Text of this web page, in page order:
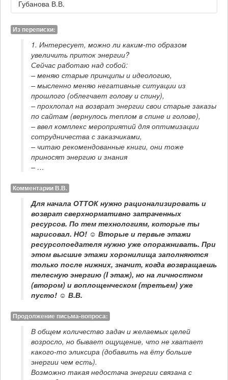
Губанова В.В.
Из переписки:
1. Интересует, можно ли каким-то образом
увеличить приток энергии?
Сейчас работаю над собой:
– меняю старые принципы и идеологию,
– мысленно меняю негативные ситуации из
прошлого (облегчает голову и спину),
– прохлопал на возврат энергии свои старые заказы
по сайтам (вернулось теплом в спине и голове),
– ввел комплекс мероприятий для оптимизации
сотрудничества с заказчиками,
– читаю рекомендованные книги, они тоже
приносят энергию и знания
– …
Комментарии В.В.
Для начала ОТТОК нужно рационализировать и
возврат сверхнормативно затраченных
ресурсов. По тем технологиям, которые ты
нарисовал. НО! ☺ Вторые и первые этажи
ресурсопоедателя нужно уже опоражнивать. При
этом высшие этажи хоронилища заполняются
только после нижних, значит, когда возвращаешь
телесную энергию (I этаж), но на личностном
(втором) и воплощенческом (третьем) уже
пусто! ☺ В.В.
Продолжение письма-вопроса:
В общем количество задач и желаемых целей
возросло, но бывает ощущение, что не хватает
какого-то эликсира (добавить на ёту больше
энергии чем есть).
Возможно такая недостача энергии связана с